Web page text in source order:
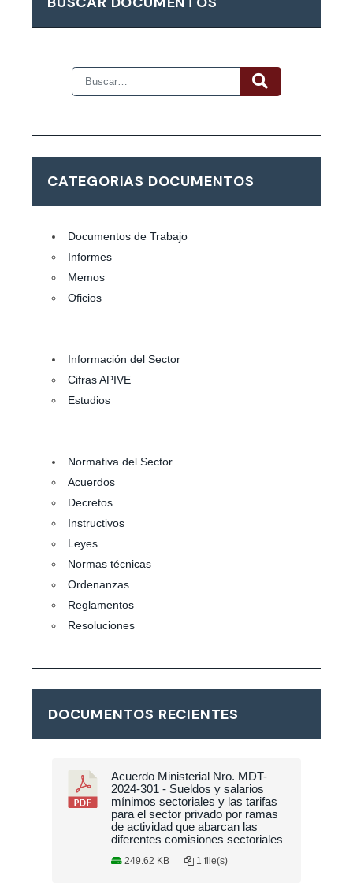
CATEGORIAS DOCUMENTOS
Documentos de Trabajo
Informes
Memos
Oficios
Información del Sector
Cifras APIVE
Estudios
Normativa del Sector
Acuerdos
Decretos
Instructivos
Leyes
Normas técnicas
Ordenanzas
Reglamentos
Resoluciones
DOCUMENTOS RECIENTES
Acuerdo Ministerial Nro. MDT-
2024-301 - Sueldos y salarios
mínimos sectoriales y las tarifas
para el sector privado por ramas
de actividad que abarcan las
diferentes comisiones sectoriales
249.62 KB 1 file(s)